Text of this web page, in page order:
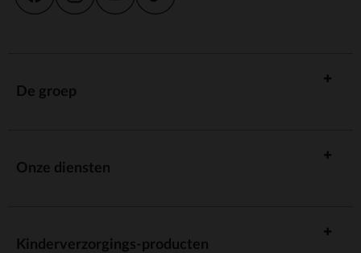
De groep
Onze diensten
Kinderverzorgings-producten